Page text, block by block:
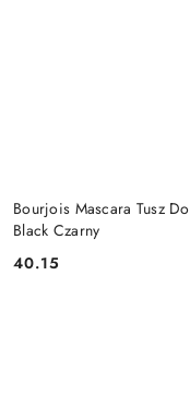
Bourjois Mascara Tusz
Black Czarny
Cena:
40.15